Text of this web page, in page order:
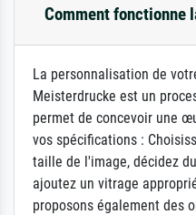
Comment fonctionne
La personnalisation de
Meisterdrucke est un
permet de concevoir une
vos spécifications :
taille de l'image, décidez
ajoutez un vitrage
proposons également des